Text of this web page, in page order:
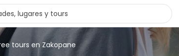
tours en Zakopane